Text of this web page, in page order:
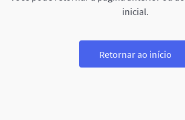
inicial.
Retornar ao início